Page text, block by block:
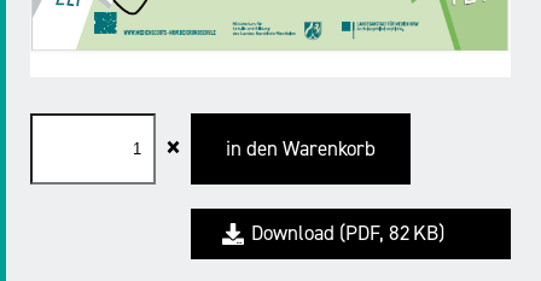
Material in den Warenkorb legen
× in den Warenkorb
Warenkorb öffnen
Download PDF, 82 KB